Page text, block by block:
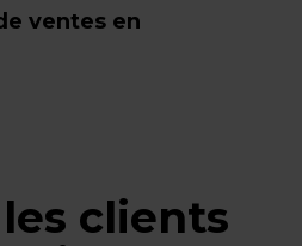
ventes en
clients